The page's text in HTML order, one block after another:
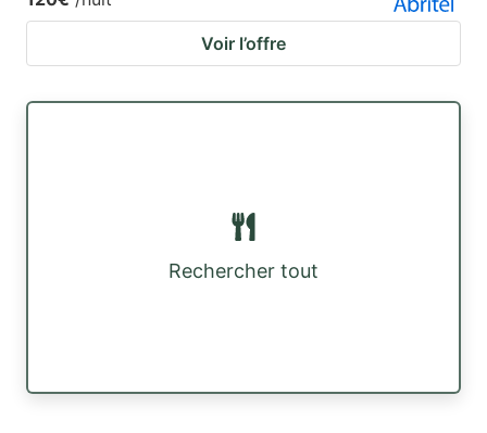
Voir l’offre
Rechercher tout